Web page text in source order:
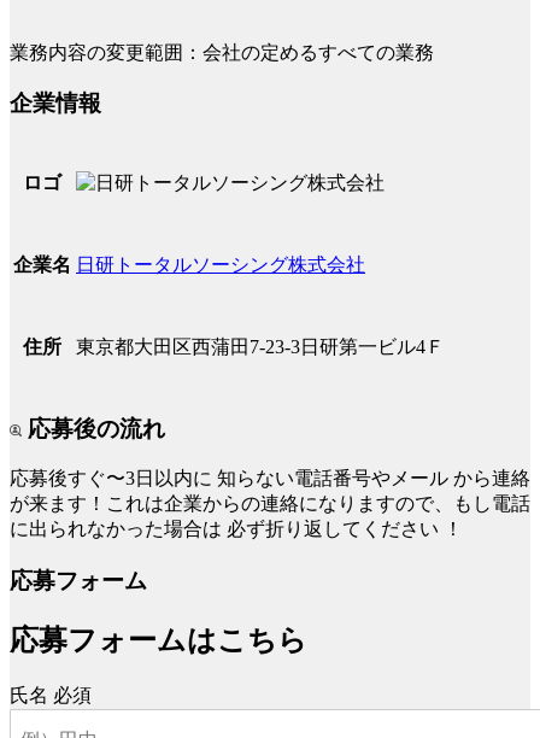
業務内容の変更範囲：会社の定めるすべての業務
企業情報
ロゴ
企業名 日研トータルソーシング株式会社
住所 東京都大田区西蒲田7-23-3日研第一ビル4Ｆ
応募後の流れ
応募後すぐ〜3日以内に 知らない電話番号やメール から連絡
が来ます！これは企業からの連絡になりますので、もし電話
に出られなかった場合は 必ず折り返してください ！
応募フォーム
応募フォームはこちら
氏名 必須